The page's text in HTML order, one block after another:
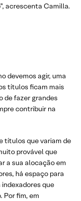
acrescenta Camilla.
devemos agir, uma
títulos ficam mais
de fazer grandes
contribuir na
títulos que variam de
provável que
a sua alocação em
há espaço para
que
Por fim, em